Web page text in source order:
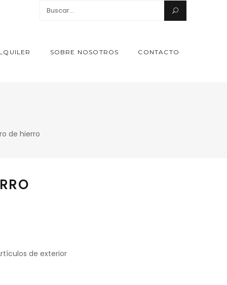
SOBRE NOSOTROS CONTACTO
de hierro
de exterior